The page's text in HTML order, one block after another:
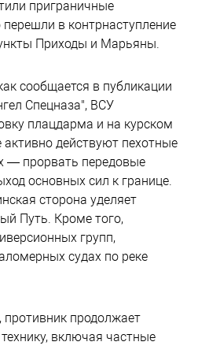
приграничные
в контрнаступление
Приходы и Марьяны.
сообщается в публикации
Спецназа", ВСУ
плацдарма и на курском
действуют пехотные
— прорвать передовые
основных сил к границе.
сторона уделяет
Путь. Кроме того,
групп,
судах по реке
продолжает
включая частные